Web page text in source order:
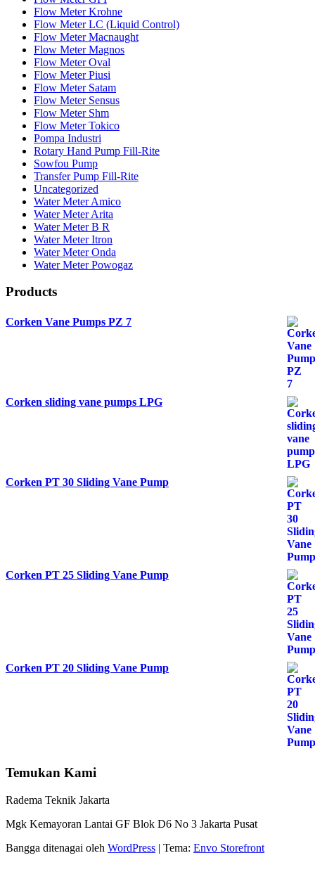
Flow Meter Krohne
Flow Meter LC (Liquid Control)
Flow Meter Macnaught
Flow Meter Magnos
Flow Meter Oval
Flow Meter Piusi
Flow Meter Satam
Flow Meter Sensus
Flow Meter Shm
Flow Meter Tokico
Pompa Industri
Rotary Hand Pump Fill-Rite
Sowfou Pump
Transfer Pump Fill-Rite
Uncategorized
Water Meter Amico
Water Meter Arita
Water Meter B R
Water Meter Itron
Water Meter Onda
Water Meter Powogaz
Products
Corken Vane Pumps PZ 7
Corken sliding vane pumps LPG
Corken PT 30 Sliding Vane Pump
Corken PT 25 Sliding Vane Pump
Corken PT 20 Sliding Vane Pump
Temukan Kami
Radema Teknik Jakarta
Mgk Kemayoran Lantai GF Blok D6 No 3 Jakarta Pusat
Bangga ditenagai oleh WordPress | Tema: Envo Storefront